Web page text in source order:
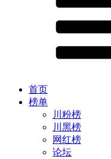
首页
榜单
川粉榜
川黑榜
网红榜
论坛